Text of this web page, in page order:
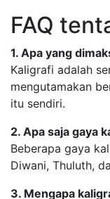
FAQ
1. Apa yang
Kaligrafi adalah
mengutamakan
itu sendiri.
2. Apa saja gaya
Beberapa gaya
Diwani, Thuluth,
3. Mengapa